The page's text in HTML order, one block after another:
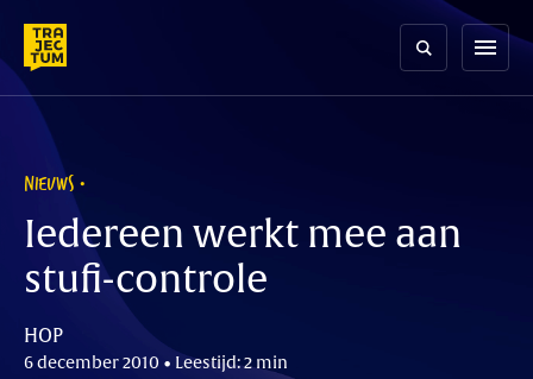
content
menu
NIEUWS
Iedereen werkt mee aan
stufi-controle
HOP
6 december 2010 • Leestijd: 2 min